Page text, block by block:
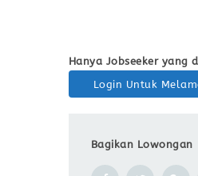
Hanya Jobseeker yang
Login Untuk
Bagikan Lowongan